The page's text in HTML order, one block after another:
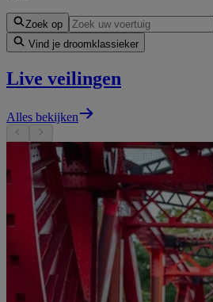
Zoek op
Vind je droomklassieker
Live veilingen
Alles bekijken